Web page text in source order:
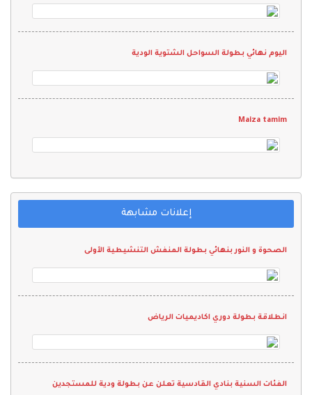
اليوم نهائي بطولة السواحل الشتوية الودية
Maiza tamim
إعلانات مشابهة
الصحوة و النور بنهائي بطولة المنفش التنشيطية الآولى
انطلاقة بطولة دوري اكاديميات الرياض
الفئات السنية بنادي القادسية تعلن عن بطولة ودية للمستجدين